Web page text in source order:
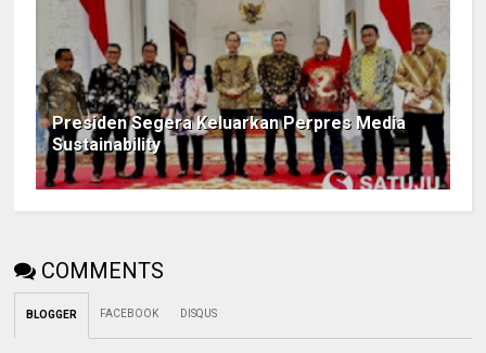
Presiden Segera Keluarkan Perpres Media
Sustainability
COMMENTS
BLOGGER FACEBOOK DISQUS